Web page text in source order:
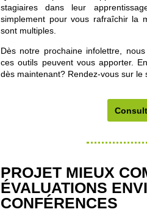
stagiaires dans leur
simplement pour vous rafraîchir la
sont multiples.
Dès notre prochaine infolettre,
ces outils peuvent vous apporter.
dès maintenant? Rendez-vous sur le
PROJET MIEUX
ÉVALUATIONS
CONFÉRENCES